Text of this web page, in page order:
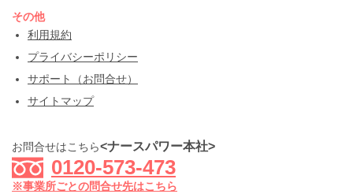
その他
利用規約
プライバシーポリシー
サポート（お問合せ）
サイトマップ
お問合せはこちら<ナースパワー本社>
0120-573-473
※事業所ごとの問合せ先はこちら